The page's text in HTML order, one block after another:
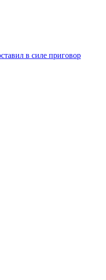
в силе приговор